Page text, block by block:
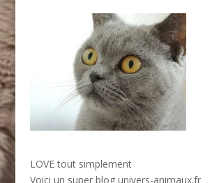
LOVE tout simplement
Voici un super blog univers-animaux.fr